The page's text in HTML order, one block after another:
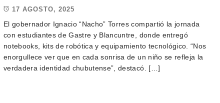
17 AGOSTO, 2025
El gobernador Ignacio “Nacho” Torres compartió la jornada
con estudiantes de Gastre y Blancuntre, donde entregó
notebooks, kits de robótica y equipamiento tecnológico. “Nos
enorgullece ver que en cada sonrisa de un niño se refleja la
verdadera identidad chubutense”, destacó. […]